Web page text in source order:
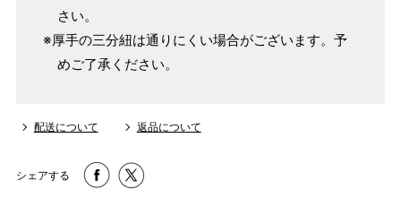
さい。
※厚手の三分紐は通りにくい場合がございます。予
めご了承ください。
配送について 返品について
シェアする